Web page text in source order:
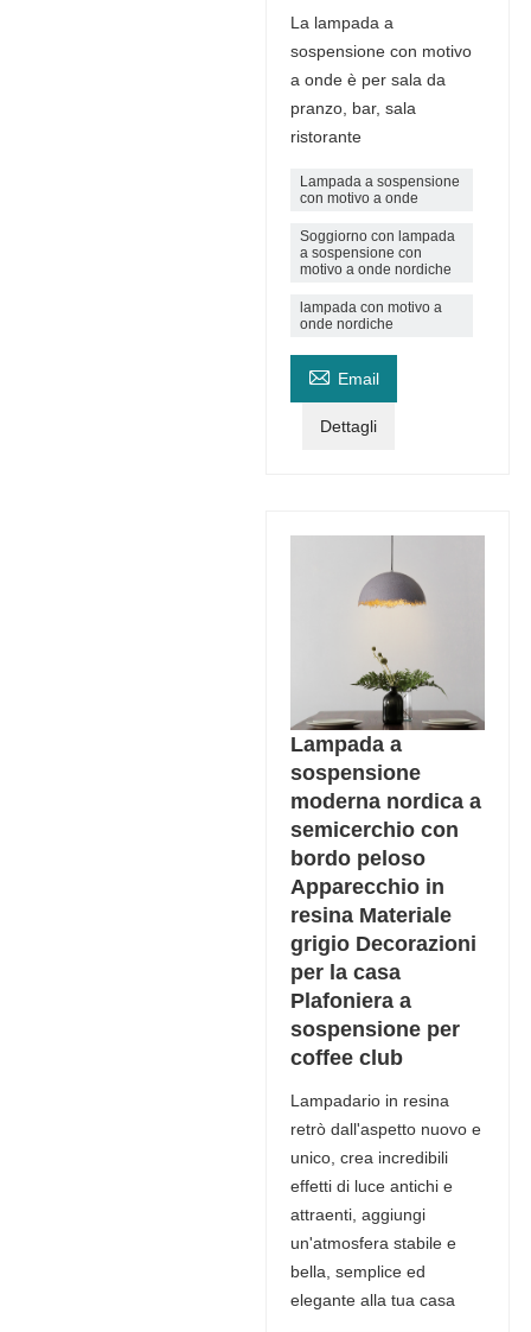
La lampada a
sospensione con motivo
a onde è per sala da
pranzo, bar, sala
ristorante
Lampada a sospensione
con motivo a onde
Soggiorno con lampada
a sospensione con
motivo a onde nordiche
lampada con motivo a
onde nordiche
 Email
Dettagli
Lampada a
sospensione
moderna nordica a
semicerchio con
bordo peloso
Apparecchio in
resina Materiale
grigio Decorazioni
per la casa
Plafoniera a
sospensione per
coffee club
Lampadario in resina
retrò dall'aspetto nuovo e
unico, crea incredibili
effetti di luce antichi e
attraenti, aggiungi
un'atmosfera stabile e
bella, semplice ed
elegante alla tua casa